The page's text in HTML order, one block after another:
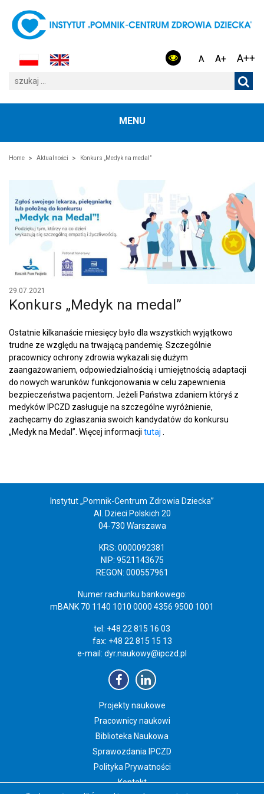
A A+ A++
MENU
Home Aktualności Konkurs „Medyk na medal”
29.07.2021
Konkurs „Medyk na medal”
Ostatnie kilkanaście miesięcy było dla wszystkich wyjątkowo
trudne ze względu na trwającą pandemię. Szczególnie
pracownicy ochrony zdrowia wykazali się dużym
zaangażowaniem, odpowiedzialnością i umiejętnością adaptacji
do nowych warunków funkcjonowania w celu zapewnienia
bezpieczeństwa pacjentom. Jeżeli Państwa zdaniem któryś z
medyków IPCZD zasługuje na szczególne wyróżnienie,
zachęcamy do zgłaszania swoich kandydatów do konkursu
„Medyk na Medal”. Więcej informacji tutaj .
Instytut „Pomnik-Centrum Zdrowia Dziecka”
Al. Dzieci Polskich 20
04-730 Warszawa
KRS: 0000092381
NIP: 9521143675
REGON: 000557961
Numer rachunku bankowego:
mBANK 70 1140 1010 0000 4356 9500 1001
tel: +48 22 815 16 03
fax: +48 22 815 15 13
e-mail: dyr.naukowy@ipczd.pl
Projekty naukowe
Pracownicy naukowi
Biblioteka Naukowa
Sprawozdania IPCZD
Polityka Prywatności
Kontakt